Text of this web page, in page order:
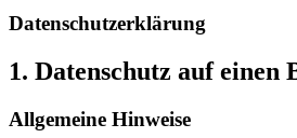
Datenschutzerklärung
1. Datenschutz auf einen
Allgemeine Hinweise